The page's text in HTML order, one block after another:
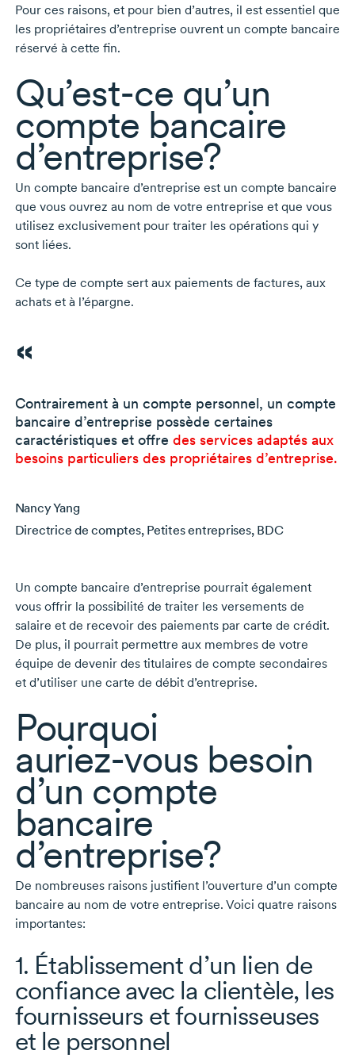
Pour ces raisons, et pour bien d’autres, il est essentiel que
les propriétaires d’entreprise ouvrent un compte bancaire
réservé à cette fin.
Qu’est-ce qu’un
compte bancaire
d’entreprise?
Un compte bancaire d’entreprise est un compte bancaire
que vous ouvrez au nom de votre entreprise et que vous
utilisez exclusivement pour traiter les opérations qui y
sont liées.
Ce type de compte sert aux paiements de factures, aux
achats et à l’épargne.
Contrairement à un compte personnel, un compte
bancaire d’entreprise possède certaines
caractéristiques et offre des services adaptés aux
besoins particuliers des propriétaires d’entreprise.
Nancy Yang
Directrice de comptes, Petites entreprises, BDC
Un compte bancaire d’entreprise pourrait également
vous offrir la possibilité de traiter les versements de
salaire et de recevoir des paiements par carte de crédit.
De plus, il pourrait permettre aux membres de votre
équipe de devenir des titulaires de compte secondaires
et d’utiliser une carte de débit d’entreprise.
Pourquoi
auriez-vous besoin
d’un compte
bancaire
d’entreprise?
De nombreuses raisons justifient l’ouverture d’un compte
bancaire au nom de votre entreprise. Voici quatre raisons
importantes:
1. Établissement d’un lien de
confiance avec la clientèle, les
fournisseurs et fournisseuses
et le personnel